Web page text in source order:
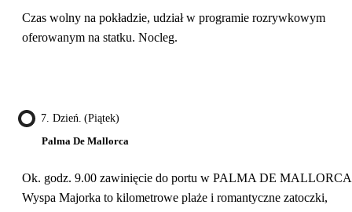
Czas wolny na pokładzie, udział w programie rozrywkowym
oferowanym na statku. Nocleg.
7. Dzień. (piątek)
Palma De Mallorca
Ok. godz. 9.00 zawinięcie do portu w PALMA DE
Wyspa Majorka to kilometrowe plaże i romantyczne zatoczki,